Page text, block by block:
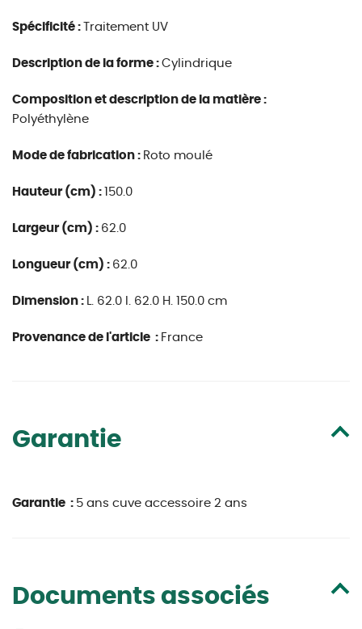
Spécificité : Traitement UV
Description de la forme : Cylindrique
Composition et description de la matière :
Polyéthylène
Mode de fabrication : Roto moulé
Hauteur (cm) : 150.0
Largeur (cm) : 62.0
Longueur (cm) : 62.0
Dimension : L. 62.0 l. 62.0 H. 150.0 cm
Provenance de l'article : France
Garantie
Garantie : 5 ans cuve accessoire 2 ans
Documents associés